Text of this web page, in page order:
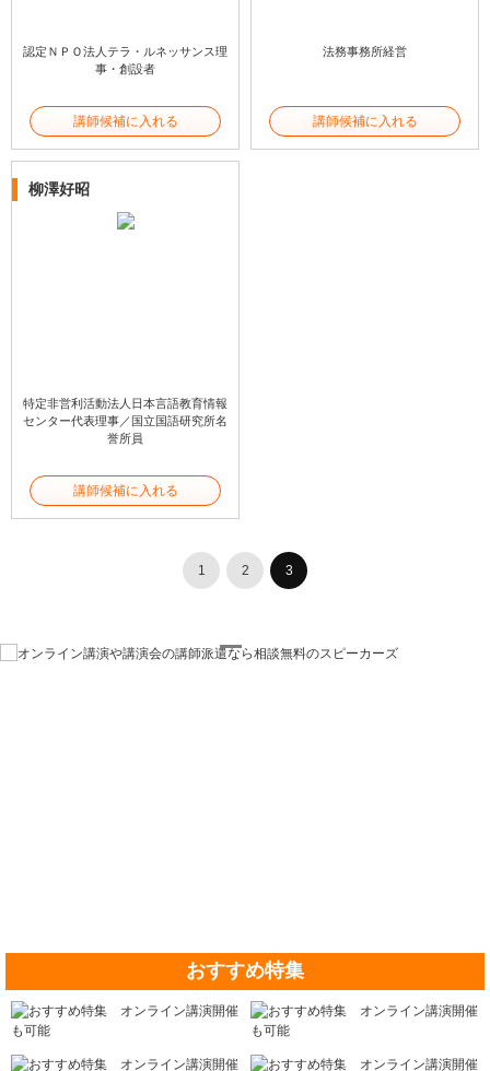
認定ＮＰＯ法人テラ・ルネッサンス理
事・創設者
講師候補に入れる
法務事務所経営
講師候補に入れる
柳澤好昭
特定非営利活動法人日本言語教育情報
センター代表理事／国立国語研究所名
誉所員
講師候補に入れる
1 2 3
おすすめ特集